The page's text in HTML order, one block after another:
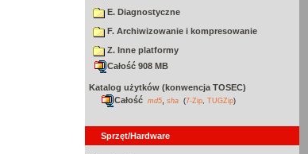
E. Diagnostyczne
F. Archiwizowanie i kompresowanie
Z. Inne platformy
Całość 908 MB
Katalog użytków (konwencja TOSEC)
Całość md5 sha (7-Zip TUGZip)
Sprzęt/Hardware